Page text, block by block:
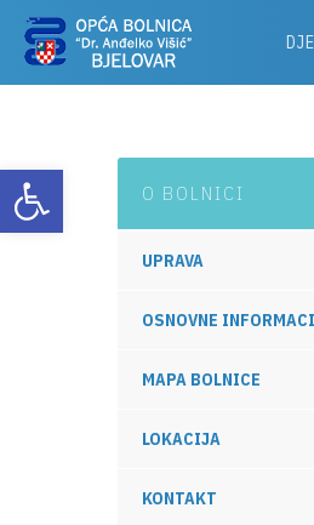
Otvori alatnu traku O BOLNICI
UPRAVA
OSNOVNE
MAPA BOLNICE
LOKACIJA
KONTAKT